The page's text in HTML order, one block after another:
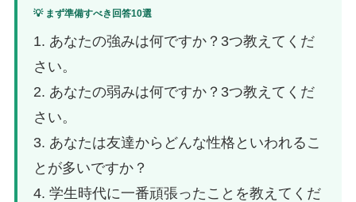
💡 まず準備すべき回答10選
1. あなたの強みは何ですか？3つ教えてくだ
さい。
2. あなたの弱みは何ですか？3つ教えてくだ
さい。
3. あなたは友達からどんな性格といわれるこ
とが多いですか？
4. 学生時代に一番頑張ったことを教えてくだ